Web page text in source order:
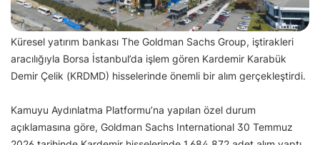
Küresel yatırım bankası The Goldman Sachs Group, iştirakleri
aracılığıyla Borsa İstanbul’da işlem gören Kardemir Karabük
Demir Çelik (KRDMD) hisselerinde önemli bir alım gerçekleştirdi.
Kamuyu Aydınlatma Platformu’na yapılan özel durum
açıklamasına göre, Goldman Sachs International 30 Temmuz